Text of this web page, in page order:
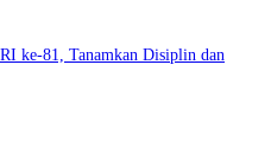
ke-81, Tanamkan Disiplin dan